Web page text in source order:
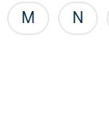
M N